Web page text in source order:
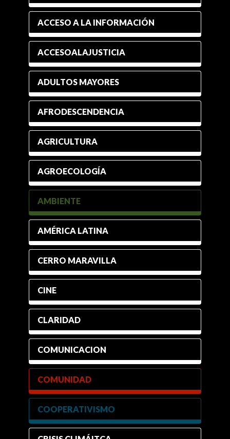
ACCESO A LA INFORMACIÓN
ACCESOALAJUSTICIA
ADULTOS MAYORES
AFRODESCENDENCIA
AGRICULTURA
AGROECOLOGÍA
AMBIENTE
AMÉRICA LATINA
CERRO MARAVILLA
CINE
CLARIDAD
COMUNICACION
COMUNIDAD
COOPERATIVISMO